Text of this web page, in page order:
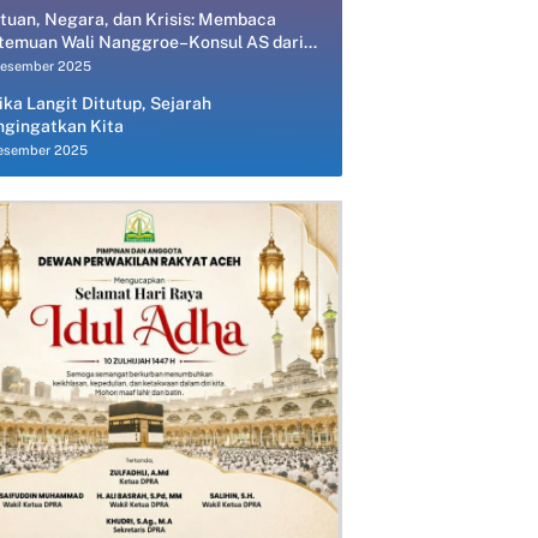
Negara, dan Krisis: Membaca
Wali Nanggroe–Konsul AS dari
Ekonomi Politik
2025
Langit Ditutup, Sejarah
Kita
2025